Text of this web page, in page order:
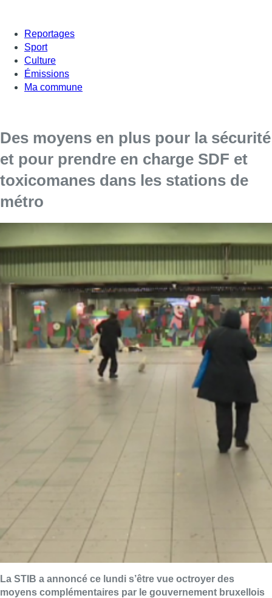
Reportages
Sport
Culture
Émissions
Ma commune
Des moyens en plus pour la sécurité
et pour prendre en charge SDF et
toxicomanes dans les stations de
métro
La STIB a annoncé ce lundi s’être vue octroyer des
moyens complémentaires par le gouvernement bruxellois